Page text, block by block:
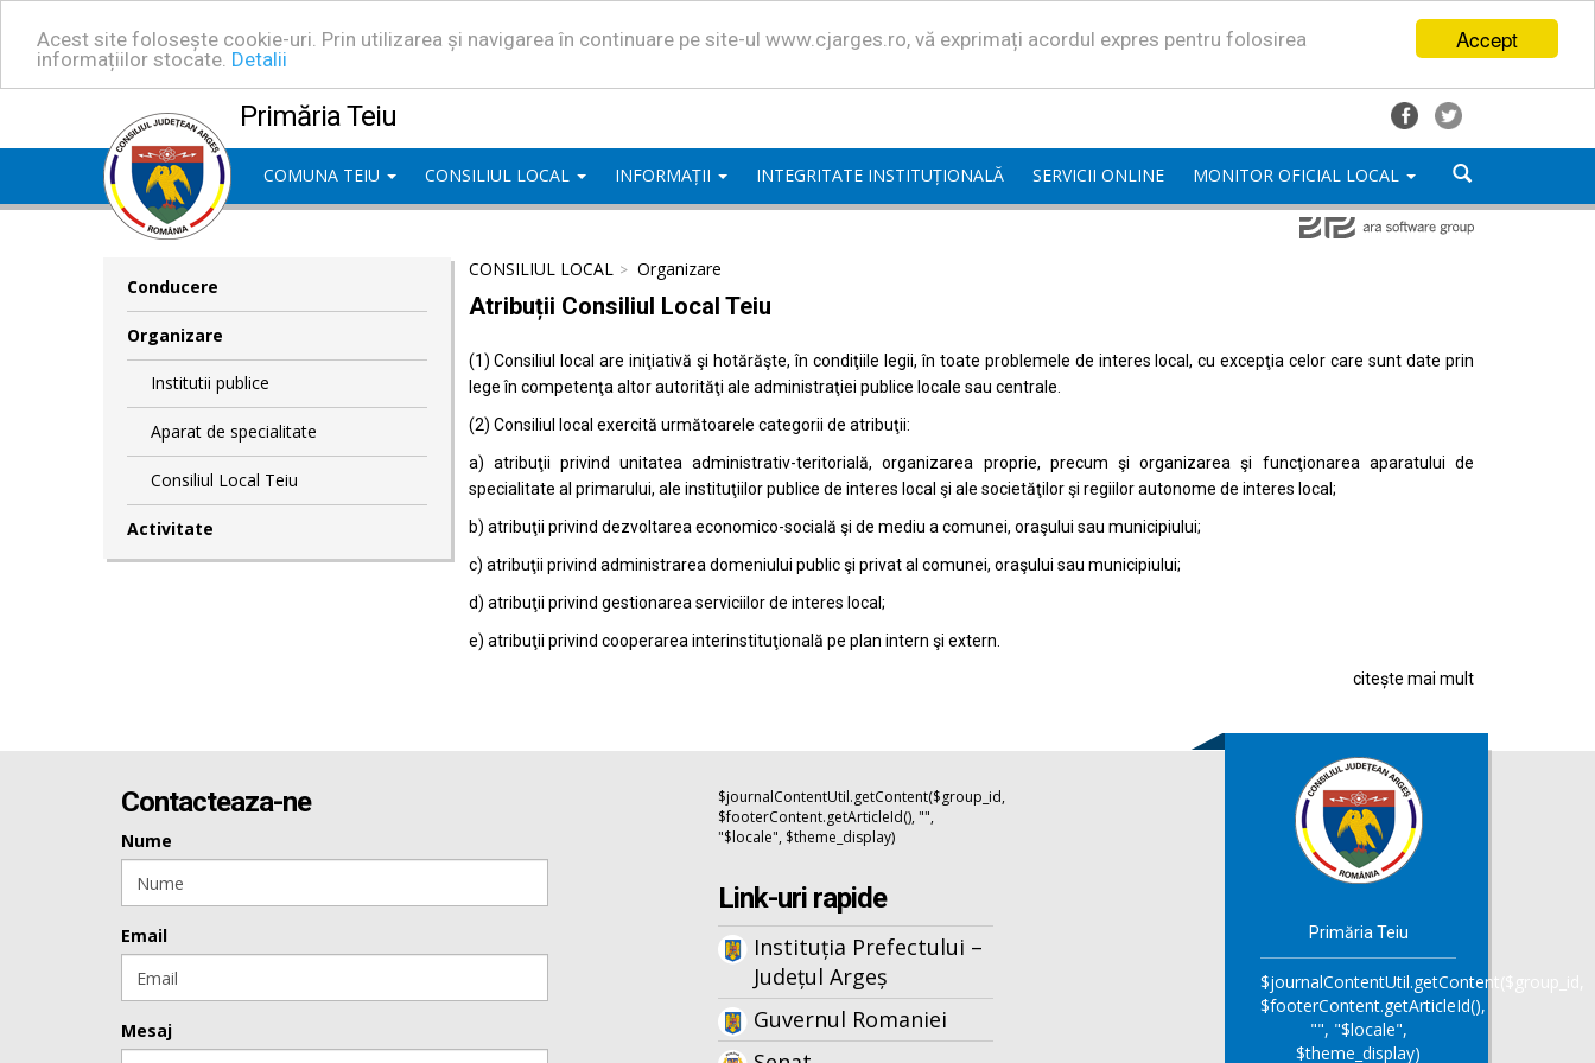
Accept
Acest site folosește cookie-uri. Prin utilizarea și navigarea în continuare pe site-ul www.cjarges.ro, vă exprimați acordul expres pentru folosirea
informațiilor stocate. Detalii
Primăria Teiu
COMUNA TEIU CONSILIUL LOCAL INFORMAȚII INTEGRITATE INSTITUȚIONALĂ SERVICII ONLINE MONITOR OFICIAL LOCAL
Conducere
Organizare
Institutii publice
Aparat de specialitate
Consiliul Local Teiu
Activitate
CONSILIUL LOCAL Organizare
Atribuții Consiliul Local Teiu
(1) Consiliul local are iniţiativă şi hotărăşte, în condiţiile legii, în toate problemele de interes local, cu excepţia celor care sunt date prin
lege în competenţa altor autorităţi ale administraţiei publice locale sau centrale.
(2) Consiliul local exercită următoarele categorii de atribuţii:
a) atribuţii privind unitatea administrativ-teritorială, organizarea proprie, precum şi organizarea şi funcţionarea aparatului de
specialitate al primarului, ale instituţiilor publice de interes local şi ale societăţilor şi regiilor autonome de interes local;
b) atribuţii privind dezvoltarea economico-socială şi de mediu a comunei, oraşului sau municipiului;
c) atribuţii privind administrarea domeniului public şi privat al comunei, oraşului sau municipiului;
d) atribuţii privind gestionarea serviciilor de interes local;
e) atribuţii privind cooperarea interinstituţională pe plan intern şi extern.
citește mai mult
Contacteaza-ne
Nume
Email
Mesaj
$journalContentUtil.getContent($group_id,
$footerContent.getArticleId(), "",
"$locale", $theme_display)
Link-uri rapide
Instituția Prefectului –
Județul Argeș
Guvernul Romaniei
Primăria Teiu
$journalContentUtil.getContent($group_id,
$footerContent.getArticleId(),
"", "$locale",
$theme_display)